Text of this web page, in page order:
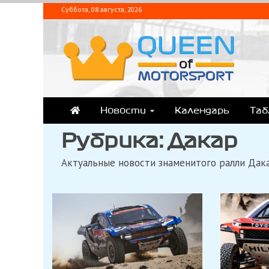
Перейти
к
содержимому
Суббота, 08 августа, 2026
QUEEN-OF-
Аналитика, статистика, трансляции Формулы-1 (Ф2/Ф3/F1
Новости Календарь
Рубрика: Дакар
Актуальные новости знаменитого ралли